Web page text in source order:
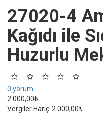
27020-4
Kağıdı ile
Huzurlu
0 yorum
2.000,00₺
Vergiler Hariç: 2.000,00₺